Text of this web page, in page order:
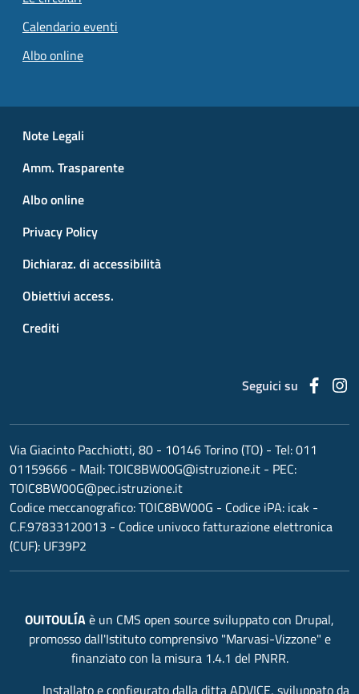
Calendario eventi
Albo online
Small prints
Note Legali
Amm. Trasparente
Albo online
Privacy Policy
Dichiaraz. di accessibilità
Obiettivi access.
Crediti
Seguici su
Via Giacinto Pacchiotti, 80 - 10146 Torino (TO) - Tel:011
01159666 - Mail:TOIC8BW00G@istruzione.it - PEC:
TOIC8BW00G@pec.istruzione.it
Codice meccanografico:TOIC8BW00G - Codice iPA: icak -
C.F.97833120013 - Codice univoco fatturazione elettronica
(CUF): UF39P2
OUITOULÍAè un CMS open source sviluppato con Drupal,
promosso dall'Istituto comprensivo "Marvasi-Vizzone" e
finanziato con la misura 1.4.1 del PNRR.
Installato e configurato dalla ditta ADVICE, sviluppato da